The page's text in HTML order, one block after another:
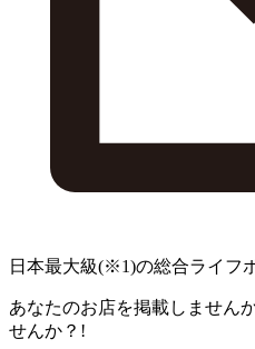
日本最大級(※1)の総合ライフ
あなたのお店を掲載しません
せんか？!